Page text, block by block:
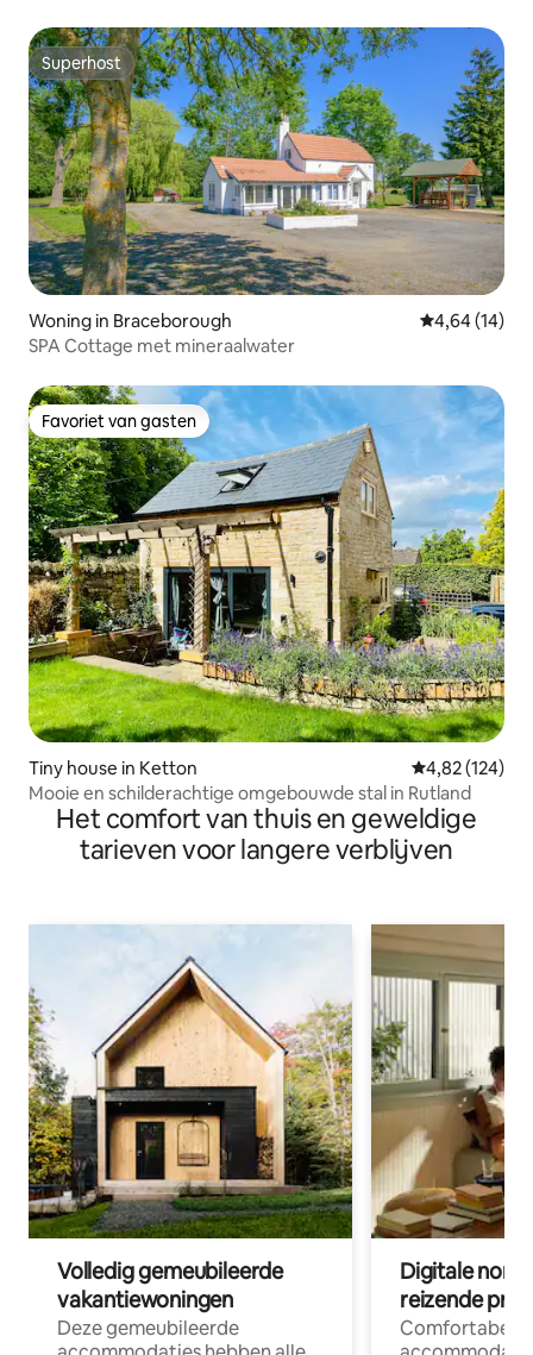
Superhost
Superhost
Woning in Braceborough Gemiddelde
4,64 (14)
SPA Cottage met mineraalwater
Favoriet van gasten
Favoriet van gasten
Tiny house in Ketton Gemiddelde
4,82 (124)
Mooie en schilderachtige omgebouwde stal in Rutland
Het comfort van thuis en geweldige
tarieven voor langere verblijven
Volledig gemeubileerde
vakantiewoningen
Deze gemeubileerde
Digitale
reizende
Comfortabele